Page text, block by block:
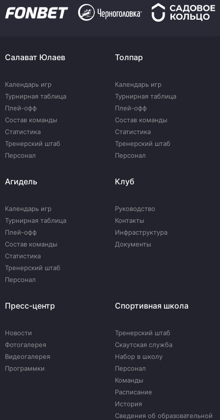
Салават Юлаев
Календарь игр
Турнирная таблица
Плей-офф
Состав команды
Статистика
Тренерский штаб
Персонал
Толпар
Календарь игр
Турнирная таблица
Плей-офф
Состав команды
Статистика
Тренерский штаб
Персонал
Агидель
Календарь игр
Турнирная таблица
Плей-офф
Состав команды
Статистика
Тренерский штаб
Персонал
Клуб
Руководство
Контакты
Инфраструктура
Документы
Пресс-центр
Новости
Фотогалерея
Видеогалерея
Программки
Спортивная школа
Тренерский штаб
Скаутская служба
Набор в школу
Персонал
Команды
Расписание
История
Сведения об образовательной